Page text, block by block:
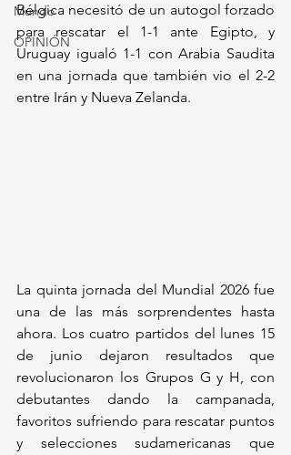
Mundo
OPINIÓN
Bélgica necesitó de un autogol forzado
para rescatar el 1-1 ante Egipto, y
Uruguay igualó 1-1 con Arabia Saudita
en una jornada que también vio el 2-2
entre Irán y Nueva Zelanda.
La quinta jornada del Mundial 2026 fue
una de las más sorprendentes hasta
ahora. Los cuatro partidos del lunes 15
de junio dejaron resultados que
revolucionaron los Grupos G y H, con
debutantes dando la campanada,
favoritos sufriendo para rescatar puntos
y selecciones sudamericanas que